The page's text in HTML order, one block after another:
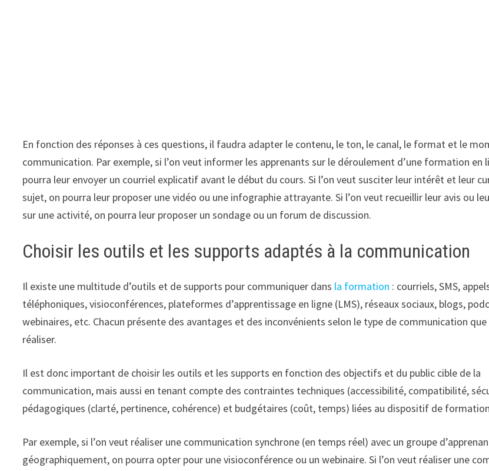
En fonction des réponses à ces questions, il faudra adapter le contenu, le ton, le canal, le format et le
communication. Par exemple, si l’on veut informer les apprenants sur le déroulement d’une formation en
pourra leur envoyer un courriel explicatif avant le début du cours. Si l’on veut susciter leur intérêt et leur
sujet, on pourra leur proposer une vidéo ou une infographie attrayante. Si l’on veut recueillir leur avis ou
sur une activité, on pourra leur proposer un sondage ou un forum de discussion.
Choisir les outils et les supports adaptés à la communication
Il existe une multitude d’outils et de supports pour communiquer dans la formation : courriels, SMS,
téléphoniques, visioconférences, plateformes d’apprentissage en ligne (LMS), réseaux sociaux, blogs,
webinaires, etc. Chacun présente des avantages et des inconvénients selon le type de communication que
réaliser.
Il est donc important de choisir les outils et les supports en fonction des objectifs et du public cible de la
communication, mais aussi en tenant compte des contraintes techniques (accessibilité, compatibilité,
pédagogiques (clarté, pertinence, cohérence) et budgétaires (coût, temps) liées au dispositif de
Par exemple, si l’on veut réaliser une communication synchrone (en temps réel) avec un groupe
géographiquement, on pourra opter pour une visioconférence ou un webinaire. Si l’on veut réaliser une